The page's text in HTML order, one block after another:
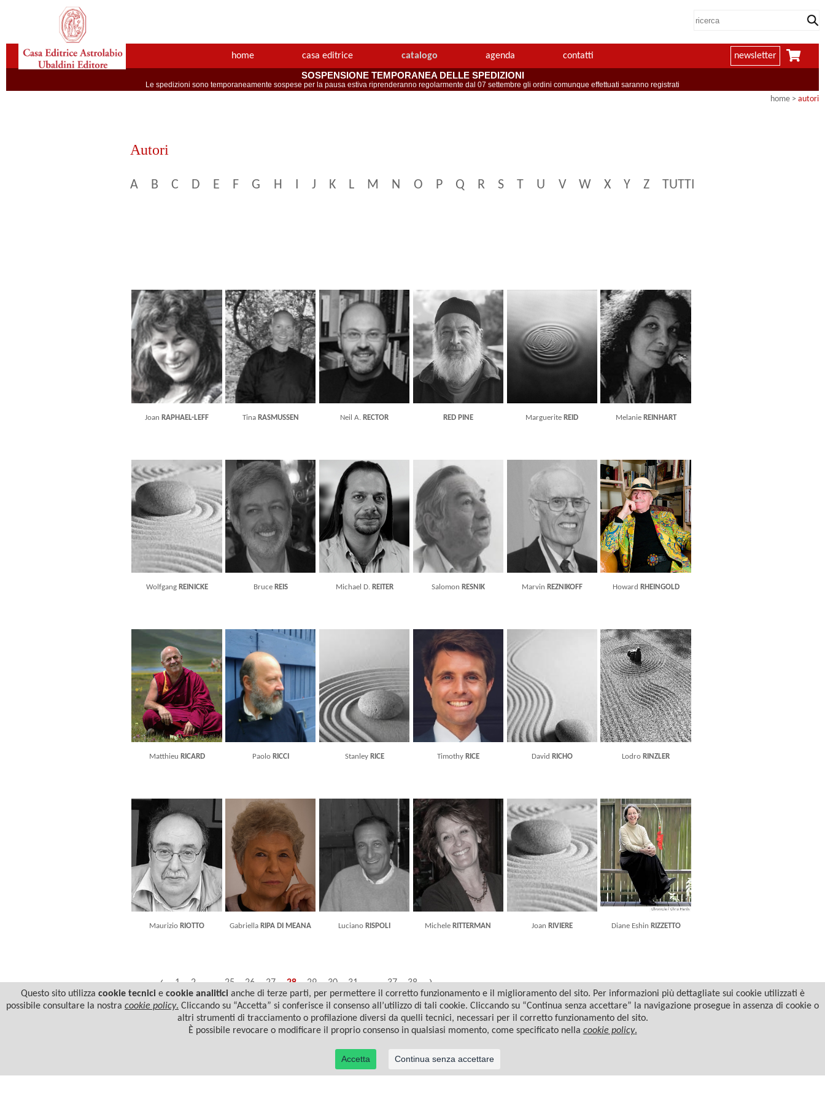
home casa editrice catalogo agenda contatti newsletter
SOSPENSIONE TEMPORANEA DELLE SPEDIZIONI
Le spedizioni sono temporaneamente sospese per la pausa estiva riprenderanno regolarmente dal 07 settembre gli ordini comunque effettuati saranno registrati
home > autori
Autori
A B C D E F G H I J K L M N O P Q R S T U V W X Y Z TUTTI
Joan RAPHAEL-LEFF Tina RASMUSSEN Neil A. RECTOR RED PINE Marguerite REID Melanie REINHART
Wolfgang REINICKE Bruce REIS Michael D. REITER Salomon RESNIK Marvin REZNIKOFF Howard RHEINGOLD
Matthieu RICARD Paolo RICCI Stanley RICE Timothy RICE David RICHO Lodro RINZLER
Maurizio RIOTTO Gabriella RIPA DI MEANA Luciano RISPOLI Michele RITTERMAN Joan RIVIERE Diane Eshin RIZZETTO
‹ 1 2 ... 25 26 27 28 29 30 31 ... 37 38 ›
© 2022 Casa Editrice Astrolabio - Ubaldini Editore S.r.l. - P.IVA 10323461003 |
Questo sito utilizza cookie tecnicie cookie analiticianche di terze parti, per permettere il corretto funzionamento e il miglioramento del sito. Per informazioni più dettagliate sui cookie utilizzati è
possibile consultare la nostra cookie policy. Cliccando su “Accetta” si conferisce il consenso all’utilizzo di tali cookie. Cliccando su “Continua senza accettare” la navigazione prosegue in assenza di cookie o
altri strumenti di tracciamento o profilazione diversi da quelli tecnici, necessari per il corretto funzionamento del sito.
È possibile revocare o modificare il proprio consenso in qualsiasi momento, come specificato nella cookie policy.
Accetta Continua senza accettare